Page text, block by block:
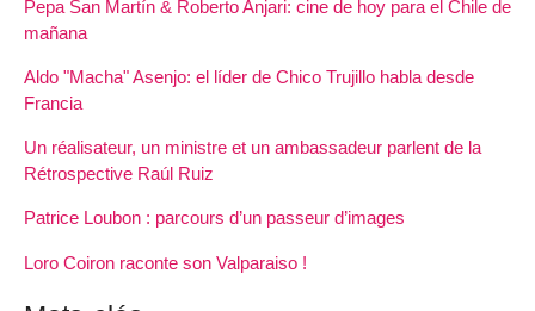
Pepa San Martín & Roberto Anjari: cine de hoy para el Chile de
mañana
Aldo "Macha" Asenjo: el líder de Chico Trujillo habla desde
Francia
Un réalisateur, un ministre et un ambassadeur parlent de la
Rétrospective Raúl Ruiz
Patrice Loubon : parcours d’un passeur d’images
Loro Coiron raconte son Valparaiso !